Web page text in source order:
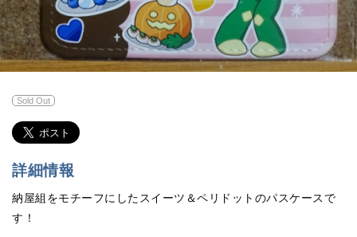
Sold Out
詳細情報
納屋組をモチーフにしたスイーツ＆ペリドットのパスケースで
す！